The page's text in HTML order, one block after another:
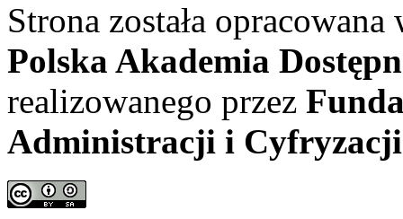
Strona została
Polska Akademia
realizowanego przez
Administracji i Cyfryzacji